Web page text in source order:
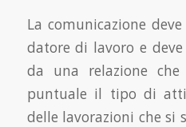
La comunicazione
datore di lavoro e deve
da una relazione
puntuale il tipo di
delle lavorazioni che si